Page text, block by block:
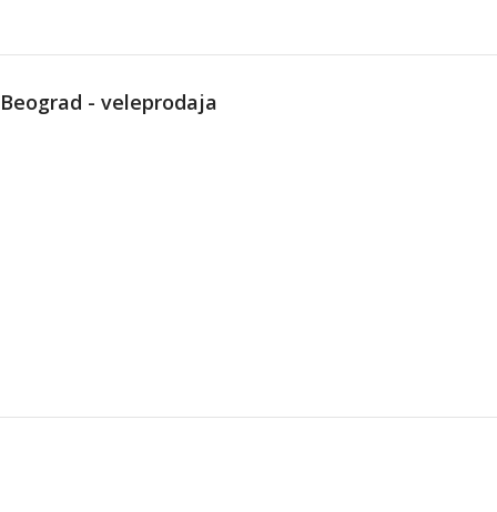
Beograd - veleprodaja